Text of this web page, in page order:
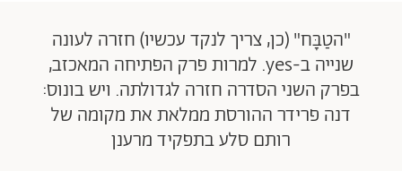
"הטַבָּח" (כן, צריך לנקד עכשיו) חזרה לעונה
שנייה ב-yes. למרות פרק הפתיחה המאכזב,
בפרק השני הסדרה חזרה לגדולתה. ויש בונוס:
דנה פרידר ההורסת ממלאת את מקומה של
רותם סלע בתפקיד מרענן